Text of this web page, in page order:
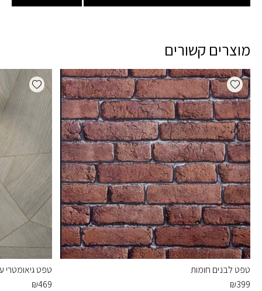
מוצרים קשורים
Add wishlist
טפט לבנים חומות
₪399
wishlist
טפט גיאומטרי
₪469